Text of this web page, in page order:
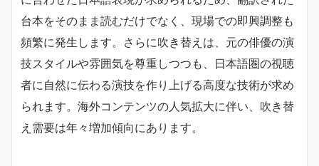
台本をそのまま読むだけでなく、現場での即興調整も
頻繁に発生します。さらに吹き替えは、元の俳優の演
技スタイルや雰囲気を尊重しつつも、日本語圏の視聴
者に自然に伝わる演技を作り上げる高度な技術が求め
られます。海外コンテンツの人気拡大に伴い、吹き替
え需要は年々増加傾向にあります。